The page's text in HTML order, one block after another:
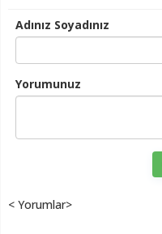
Adınız Soyadınız
Yorumunuz
< Yorumlar>